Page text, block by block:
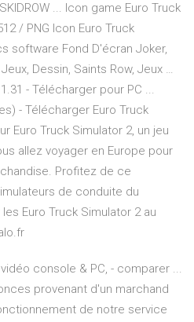
... Icon game Euro Truck
/ PNG Icon Euro Truck
software Fond D'écran Joker,
Dessin, Saints Row, Jeux …
- Télécharger pour PC ...
- Télécharger Euro Truck
Euro Truck Simulator 2, un jeu
allez voyager en Europe pour
Profitez de ce
de conduite du
Euro Truck Simulator 2 au
console & PC, - comparer ...
provenant d'un marchand
de notre service